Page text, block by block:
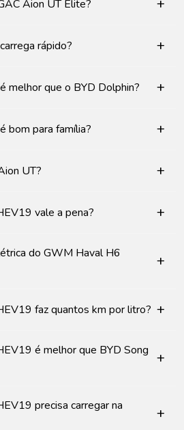
Aion UT Elite? +
rápido? +
melhor que o BYD Dolphin? +
bom para família? +
UT? +
vale a pena? +
do GWM Haval H6
+
faz quantos km por litro? +
é melhor que BYD Song +
precisa carregar na
+